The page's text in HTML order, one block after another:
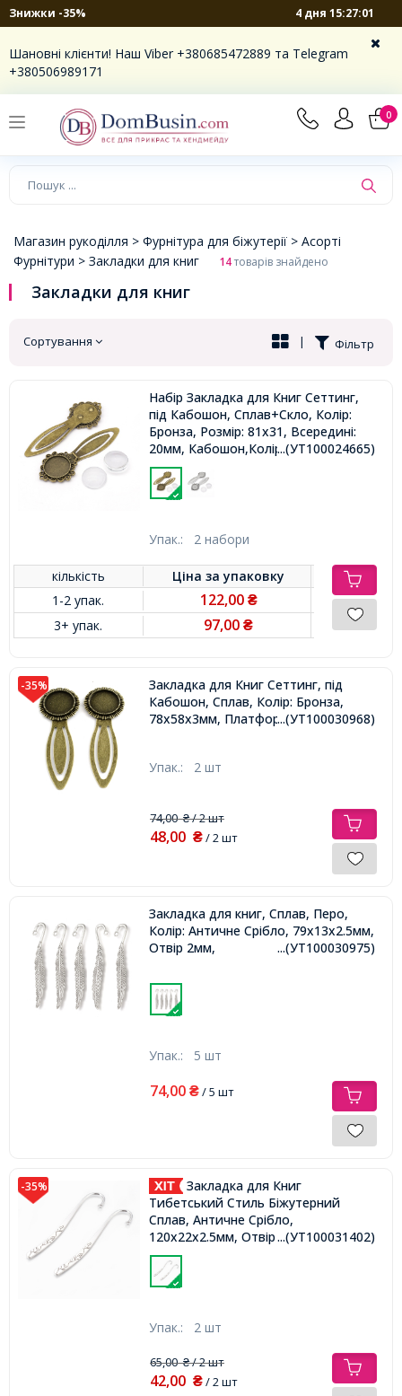
Знижки -35% 4 дня 15:27:01
Шановні клієнти! Наш Viber +380685472889 та Telegram
+380506989171
0
×
Магазин рукоділля > Фурнітура для біжутерії > Асорті
Фурнітури > Закладки для книг 14товарів знайдено
Закладки для книг
Сортування Фільтр
|
Набір Закладка для Книг Сеттинг,
під Кабошон, Сплав+Скло, Колір:
Бронза, Розмір: 81х31, Всередині:
20мм, Кабошон,Колір: Безбарвний,
Діаметр: 20мм(УТ100024665)
...(УТ100024665)
Упак.: 2 набори
кількість Ціна заупаковку
1-2 упак.
122,00 ₴
3+ упак. 97,00₴
-35%
Закладка для Книг Сеттинг, під
Кабошон, Сплав, Колір: Бронза,
78х58х3мм, Платформа 20мм,
...(УТ100030968)
Упак.: 2 шт
74,00₴/ 2 шт
48,00 ₴/ 2 шт
Закладка для книг, Сплав, Перо,
Колір: Античне Срібло, 79x13x2.5мм,
Отвір 2мм,
...(УТ100030975)
Упак.: 5 шт
74,00 ₴/ 5 шт
-35%
Закладка для Книг
Тибетський Стиль Біжутерний
Сплав, Античне Срібло,
120х22х2.5мм, Отвір 3мм...(УТ100031402)
Упак.: 2 шт
65,00₴/ 2 шт
42,00 ₴/ 2 шт